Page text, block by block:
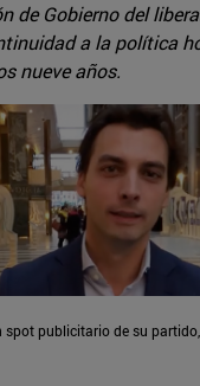
de Gobierno del
a la política
nueve años.
spot publicitario de su